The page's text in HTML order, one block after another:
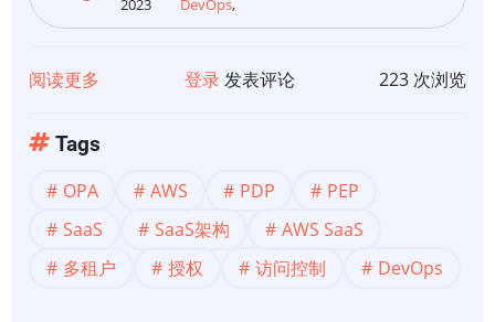
2023
DevOps,
阅读更多
构】
多
租
登录发表评论 223 次浏览
Tags
OPA AWS PDP
PEP
SaaS
SaaS架构
AWS SaaS
多租户
授权 访问控制 DevOps